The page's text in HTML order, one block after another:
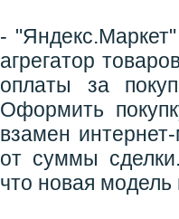
-
агрегатор
оплаты за
Оформить
взамен
от суммы
что новая